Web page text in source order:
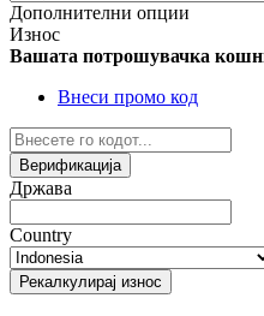
Дополнителни опции
Износ
Вашата потрошувачка
Внеси промо код
Верификација
Држава
Country
Рекалкулирај износ